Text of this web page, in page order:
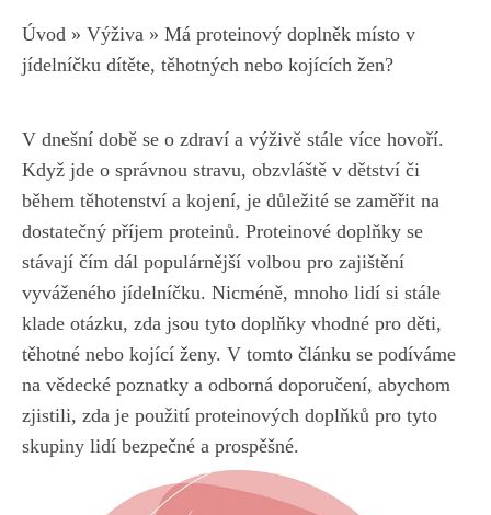
Úvod » Výživa » Má proteinový doplněk místo v
jídelníčku dítěte, těhotných nebo kojících žen?
V dnešní ⁣době se o zdraví⁢ a ⁢výživě stále více hovoří.
Když jde ‌o⁤ správnou ​stravu, ‌obzvláště v dětství či
během‍ těhotenství⁣ a kojení, je⁣ důležité ‌se zaměřit ⁤na
dostatečný⁤ příjem proteinů. Proteinové doplňky se
stávají ‍čím⁣ dál ⁣populárnější‍ volbou⁢ pro zajištění
vyváženého ⁤jídelníčku. Nicméně, mnoho lidí si stále
klade otázku, zda jsou tyto ‍doplňky vhodné pro děti,​
těhotné nebo kojící ženy.‌ V tomto článku se podíváme‌
na vědecké poznatky a ⁣odborná doporučení, abychom⁤
zjistili,⁢ zda je ​použití proteinových doplňků ‍pro tyto
⁣skupiny lidí bezpečné a prospěšné.